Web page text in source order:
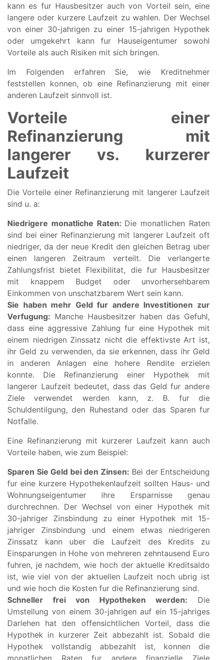
kann es fur Hausbesitzer auch von Vorteil sein, eine
langere oder kurzere Laufzeit zu wahlen. Der Wechsel
von einer 30-jahrigen zu einer 15-jahrigen Hypothek
oder umgekehrt kann fur Hauseigentumer sowohl
Vorteile als auch Risiken mit sich bringen.
Im Folgenden erfahren Sie, wie Kreditnehmer
feststellen konnen, ob eine Refinanzierung mit einer
anderen Laufzeit sinnvoll ist.
Vorteile einer
Refinanzierung mit
langerer vs. kurzerer
Laufzeit
Die Vorteile einer Refinanzierung mit langerer Laufzeit
sind u. a:
Niedrigere monatliche Raten: Die monatlichen Raten
sind bei einer Refinanzierung mit langerer Laufzeit oft
niedriger, da der neue Kredit den gleichen Betrag uber
einen langeren Zeitraum verteilt. Die verlangerte
Zahlungsfrist bietet Flexibilitat, die fur Hausbesitzer
mit knappem Budget oder unvorhersehbarem
Einkommen von unschatzbarem Wert sein kann.
Sie haben mehr Geld fur andere Investitionen zur
Verfugung: Manche Hausbesitzer haben das Gefuhl,
dass eine aggressive Zahlung fur eine Hypothek mit
einem niedrigen Zinssatz nicht die effektivste Art ist,
ihr Geld zu verwenden, da sie erkennen, dass ihr Geld
in anderen Anlagen eine hohere Rendite erzielen
konnte. Die Refinanzierung einer Hypothek mit
langerer Laufzeit bedeutet, dass das Geld fur andere
Ziele verwendet werden kann, z. B. fur die
Schuldentilgung, den Ruhestand oder das Sparen fur
Notfalle.
Eine Refinanzierung mit kurzerer Laufzeit kann auch
Vorteile haben, wie zum Beispiel:
Sparen Sie Geld bei den Zinsen: Bei der Entscheidung
fur eine kurzere Hypothekenlaufzeit sollten Haus- und
Wohnungseigentumer ihre Ersparnisse genau
durchrechnen. Der Wechsel von einer Hypothek mit
30-jahriger Zinsbindung zu einer Hypothek mit 15-
jahriger Zinsbindung und einem etwas niedrigeren
Zinssatz kann uber die Laufzeit des Kredits zu
Einsparungen in Hohe von mehreren zehntausend Euro
fuhren, je nachdem, wie hoch der aktuelle Kreditsaldo
ist, wie viel von der aktuellen Laufzeit noch ubrig ist
und wie hoch die Kosten fur die Refinanzierung sind.
Schneller frei von Hypotheken werden: Die
Umstellung von einem 30-jahrigen auf ein 15-jahriges
Darlehen hat den offensichtlichen Vorteil, dass die
Hypothek in kurzerer Zeit abbezahlt ist. Sobald die
Hypothek vollstandig abbezahlt ist, konnen die
monatlichen Raten fur andere finanzielle Ziele